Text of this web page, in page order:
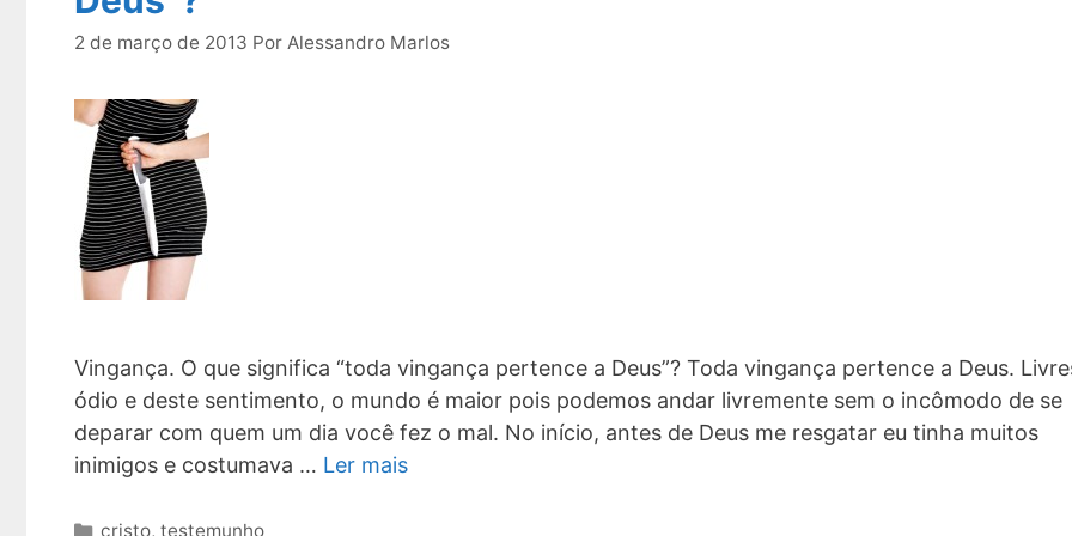
2 de março de 2013 Por Alessandro Marlos
Vingança. O que significa “toda vingança pertence a Deus”? Toda vingança pertence a Deus.
ódio e deste sentimento, o mundo é maior pois podemos andar livremente sem o incômodo de se
deparar com quem um dia você fez o mal. No início, antes de Deus me resgatar eu tinha muitos
inimigos e costumava … Ler mais
Categorias
cristo,testemunho